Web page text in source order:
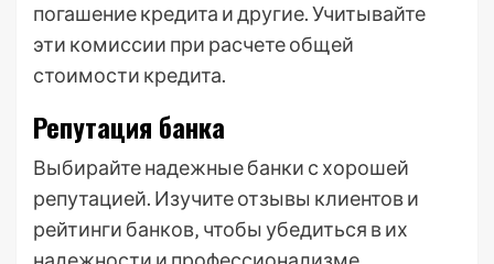
погашение кредита и другие. Учитывайте
эти комиссии при расчете общей
стоимости кредита.
Репутация банка
Выбирайте надежные банки с хорошей
репутацией. Изучите отзывы клиентов и
рейтинги банков‚ чтобы убедиться в их